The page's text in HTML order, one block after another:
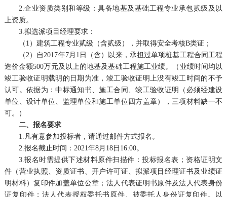
2. 企业资质类别和等级：具备地基及基础工程专业承包贰级及以
上资质。
3. 拟选派项目经理要求：
（ 1 ）建筑工程专业贰级（含贰级），并取得安全考核B类证；
（ 2 ）自 2017年7月 1 日（含）以来，承担过单项桩基工程合同工程
造价金额500万元及以上的地基及基础工程施工业绩。（业绩时间均以
竣工验收证明载明的日期为准，竣工验收证明上没有竣工时间的不予
认可。依据为：中标通知书、施工合同、竣工验收证明（必须经建设
单位、设计单位、监理单位和施工单位四方盖章），三项材料缺一不
可。）
二、报名要求
1.
凡有意参加投标者，请通过邮件方式报名。
2. 报名截止时间： 2021 年8月 18日 16:00。
3. 报名时需提供下述材料原件扫描件：投标报名表；资格证明文
件（营业执照、资质证书、开户许可证、拟派项目经理证书及业绩证
明材料）复印件加盖单位公章；法人代表证明书原件及法人代表身份
证复印件；法人代表授权委托书原件、被委托人身份证复印件。以